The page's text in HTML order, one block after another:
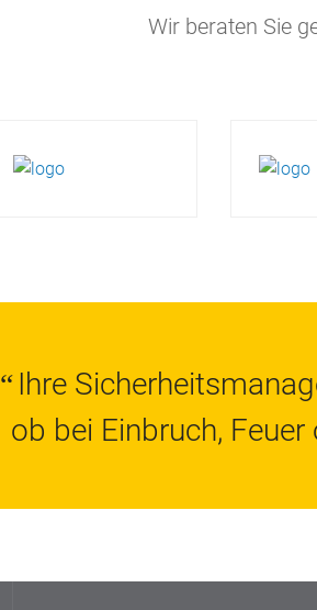
Wir beraten Sie
“Ihre
ob bei Einbruch,